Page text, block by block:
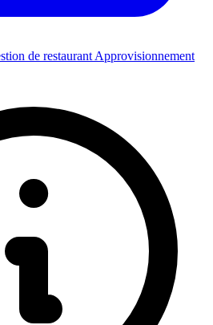
de restaurant Approvisionnement